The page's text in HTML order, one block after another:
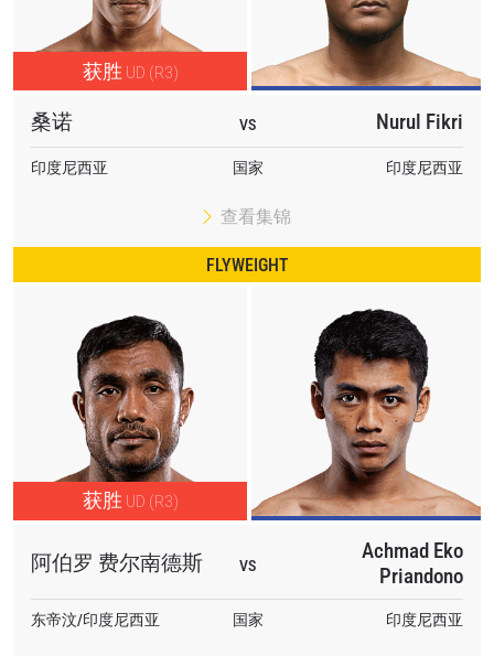
获胜 UD (R3)
桑诺 VS Nurul Fikri
印度尼西亚 国家 印度尼西亚
查看集锦
FLYWEIGHT
获胜 UD (R3)
阿伯罗 费尔南德斯 VS
Achmad Eko
Priandono
东帝汶/印度尼西亚 国家 印度尼西亚